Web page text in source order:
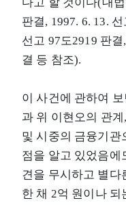
판결, 1997. 6. 13.
선고 97도2919 판
결 등 참조).
이 사건에 관하여
과 위 이현오의 관
및 시중의 금융기관
점을 알고 있었음에
견을 무시하고 별다
한 채 2억 원이나